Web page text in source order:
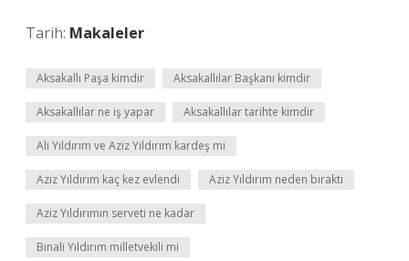
Tarih: Makaleler
Aksakallı Paşa kimdir Aksakallılar Başkanı kimdir
Aksakallılar ne iş yapar Aksakallılar tarihte kimdir
Ali Yıldırım ve Aziz Yıldırım kardeş mi
Aziz Yıldırım kaç kez evlendi Aziz Yıldırım neden bıraktı
Aziz Yıldırımın serveti ne kadar
Binali Yıldırım milletvekili mi